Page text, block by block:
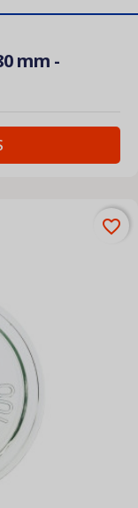
mm -
favorite_border